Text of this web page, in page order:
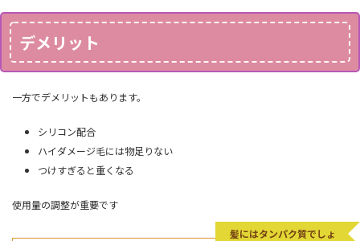
デメリット
一方でデメリットもあります。
シリコン配合
ハイダメージ毛には物足りない
つけすぎると重くなる
使用量の調整が重要です
髪にはタンパク質でしょ